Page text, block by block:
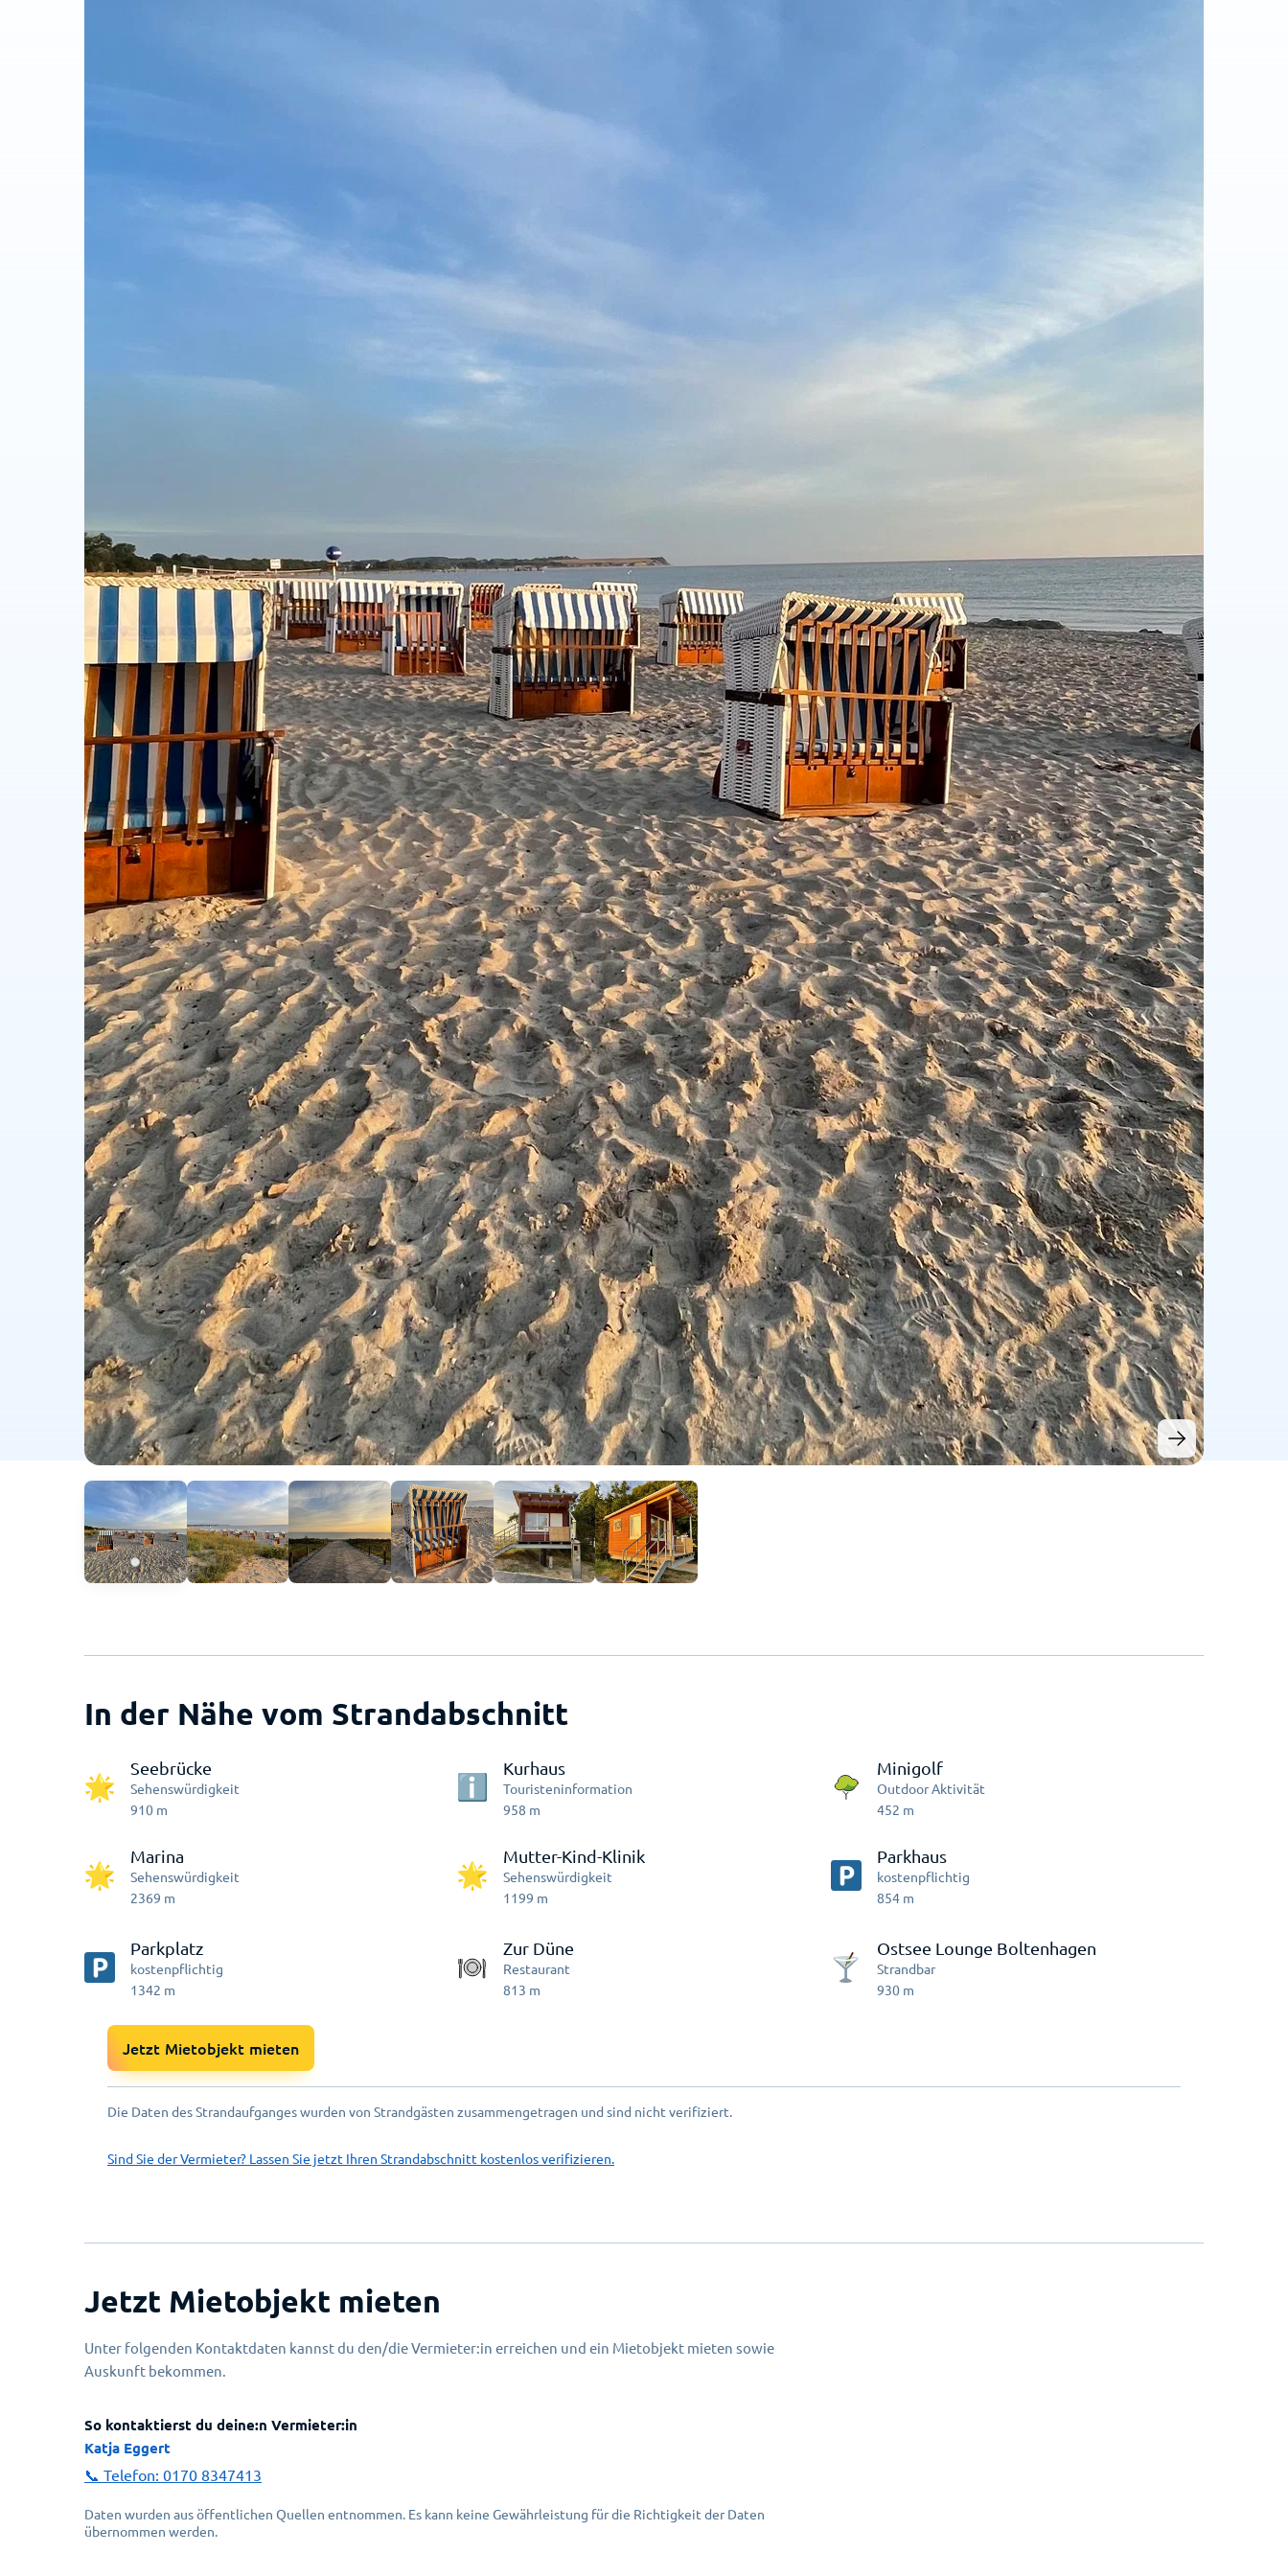
In der Nähe vom Strandabschnitt
Seebrücke
Sehenswürdigkeit
910 m
Kurhaus
Touristeninformation
958 m
Minigolf
Outdoor Aktivität
452 m
Marina
Sehenswürdigkeit
2369 m
Mutter-Kind-Klinik
Sehenswürdigkeit
1199 m
Parkhaus
kostenpflichtig
854m
Parkplatz
kostenpflichtig
1342 m
Zur Düne
Restaurant
813 m
Ostsee Lounge Boltenhagen
Strandbar
930m
Jetzt Mietobjekt mieten
Die Daten des Strandaufganges wurden von Strandgästen zusammengetragen und sind nicht verifiziert.
Sind Sie der Vermieter? Lassen Sie jetzt Ihren Strandabschnitt kostenlos verifizieren.
Jetzt Mietobjekt mieten
Unter folgenden Kontaktdaten kannst du den/die Vermieter:in erreichen und ein Mietobjekt mieten sowie
Auskunft bekommen.
So kontaktierst du deine:n Vermieter:in
Katja Eggert
📞 Telefon: 0170 8347413
Daten wurden aus öffentlichen Quellen entnommen. Es kann keine Gewährleistung für die Richtigkeit der Daten
übernommen werden.